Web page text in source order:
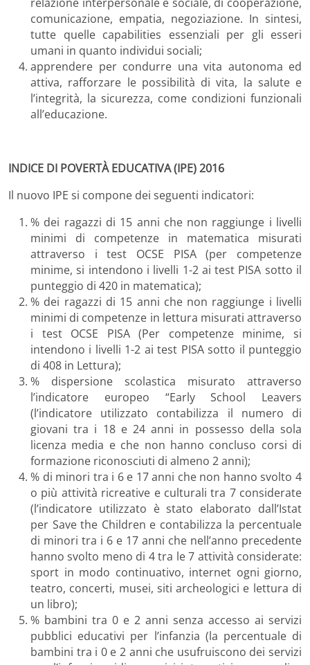
comunicazione, empatia, negoziazione. In sintesi,
tutte quelle capabilities essenziali per gli esseri
umani in quanto individui sociali;
apprendere per condurre una vita autonoma ed
attiva, rafforzare le possibilità di vita, la salute e
l’integrità, la sicurezza, come condizioni funzionali
all’educazione.
INDICE DI POVERTÀ EDUCATIVA (IPE) 2016
Il nuovo IPE si compone dei seguenti indicatori:
% dei ragazzi di 15 anni che non raggiunge i livelli
minimi di competenze in matematica misurati
attraverso i test OCSE PISA (per competenze
minime, si intendono i livelli 1-2 ai test PISA sotto il
punteggio di 420 in matematica);
% dei ragazzi di 15 anni che non raggiunge i livelli
minimi di competenze in lettura misurati attraverso
i test OCSE PISA (Per competenze minime, si
intendono i livelli 1-2 ai test PISA sotto il punteggio
di 408 in Lettura);
% dispersione scolastica misurato attraverso
l’indicatore europeo “Early School Leavers
(l’indicatore utilizzato contabilizza il numero di
giovani tra i 18 e 24 anni in possesso della sola
licenza media e che non hanno concluso corsi di
formazione riconosciuti di almeno 2 anni);
% di minori tra i 6 e 17 anni che non hanno svolto 4
o più attività ricreative e culturali tra 7 considerate
(l’indicatore utilizzato è stato elaborato dall’Istat
per Save the Children e contabilizza la percentuale
di minori tra i 6 e 17 anni che nell’anno precedente
hanno svolto meno di 4 tra le 7 attività considerate:
sport in modo continuativo, internet ogni giorno,
teatro, concerti, musei, siti archeologici e lettura di
un libro);
% bambini tra 0 e 2 anni senza accesso ai servizi
pubblici educativi per l’infanzia (la percentuale di
bambini tra i 0 e 2 anni che usufruiscono dei servizi